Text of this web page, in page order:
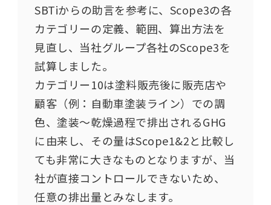
SBTiからの助言を参考に、Scope3の各
カテゴリーの定義、範囲、算出方法を
見直し、当社グループ各社のScope3を
試算しました。​
カテゴリー10は塗料販売後に販売店や
顧客（例：自動車塗装ライン）での調
色、塗装〜乾燥過程で排出されるGHG
に由来し、その量はScope1&2と比較し
ても非常に大きなものとなりますが、当
社が直接コントロールできないため、
任意の排出量とみなします。​